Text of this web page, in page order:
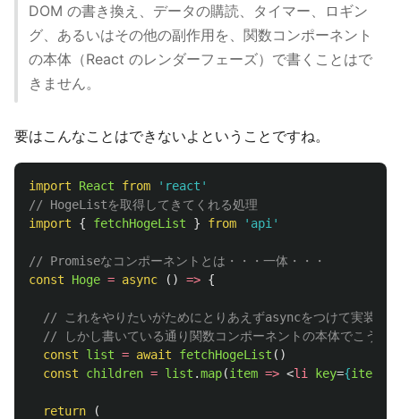
DOM の書き換え、データの購読、タイマー、ロギン
グ、あるいはその他の副作用を、関数コンポーネント
の本体（React のレンダーフェーズ）で書くことはで
きません。
要はこんなことはできないよということですね。
import React from ' react '
// HogeListを取得してきてくれる処理
import
{ fetchHogeList } from ' api '
// Promiseなコンポーネントとは・・・一体・・・
const
Hoge = async () => {
// これをやりたいがためにとりあえずasyncをつけて実装し
// しかし書いている通り関数コンポーネントの本体でこうい
const
list = await fetchHogeList ()
const
children = list .map(item => <li key={item
return
(